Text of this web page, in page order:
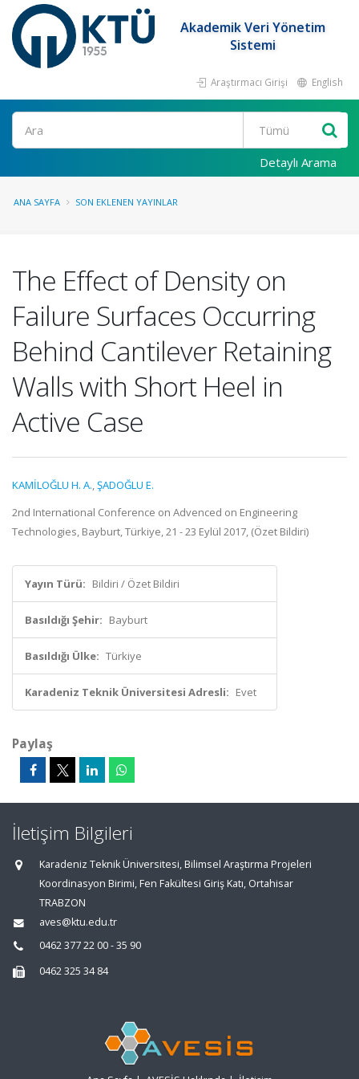
Akademik Veri Yönetim
Sistemi
Araştırmacı Girişi English
Ara
Detaylı Arama
ANA SAYFA SON EKLENEN YAYINLAR
The Effect of Density on
Failure Surfaces Occurring
Behind Cantilever Retaining
Walls with Short Heel in
Active Case
KAMİLOĞLU H. A.,ŞADOĞLU E.
2nd International Conference on Advenced on Engineering
Technologies, Bayburt, Türkiye, 21 - 23 Eylül 2017, (Özet Bildiri)
Yayın Türü: Bildiri / Özet Bildiri
Basıldığı Şehir: Bayburt
Basıldığı Ülke: Türkiye
Karadeniz Teknik Üniversitesi Adresli: Evet
Paylaş
İletişim Bilgileri
Karadeniz Teknik Üniversitesi, Bilimsel Araştırma Projeleri
Koordinasyon Birimi, Fen Fakültesi Giriş Katı, Ortahisar
TRABZON
aves@ktu.edu.tr
0462 377 22 00 - 35 90
0462 325 34 84